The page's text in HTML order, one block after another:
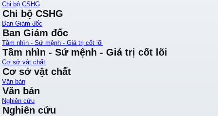
Chi bộ CSHG
Chi bộ CSHG
Ban Giám đốc
Ban Giám đốc
Tầm nhìn - Sứ mệnh - Giá trị cốt lõi
Tầm nhìn - Sứ mệnh - Giá trị cốt lõi
Cơ sở vật chất
Cơ sở vật chất
Văn bản
Văn bản
Nghiên cứu
Nghiên cứu